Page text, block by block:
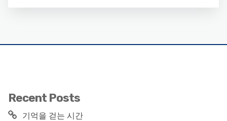
Recent Posts
기억을 걷는 시간